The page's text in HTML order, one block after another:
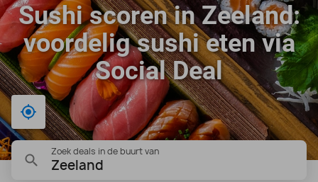
9,4
Ontdek 15.000+ deals
Sushi scoren in Zeeland:
voordelig sushi eten via
Social Deal
Bij mij in de buurt
Zoek deals in de buurt van
Zeeland